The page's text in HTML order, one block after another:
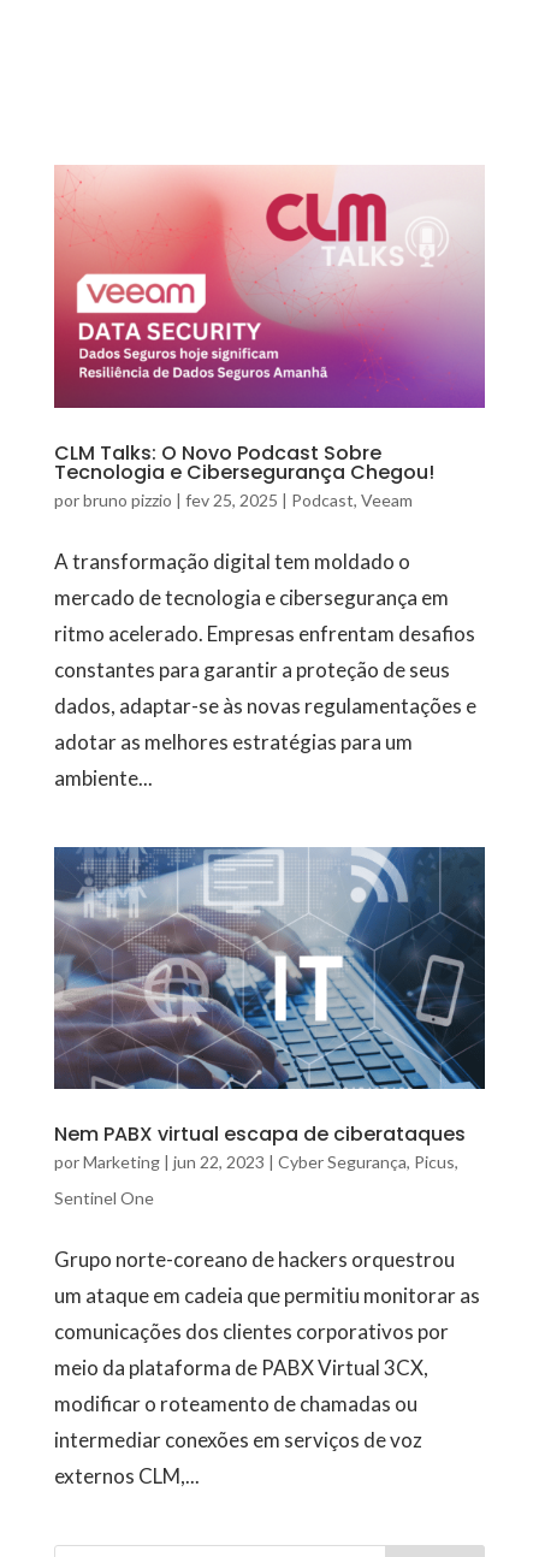
CLM Talks: O Novo Podcast Sobre
Tecnologia e Cibersegurança Chegou!
porbruno pizzio | fev 25, 2025 | Podcast, Veeam
A transformação digital tem moldado o
mercado de tecnologia e cibersegurança em
ritmo acelerado. Empresas enfrentam desafios
constantes para garantir a proteção de seus
dados, adaptar-se às novas regulamentações e
adotar as melhores estratégias para um
ambiente...
Nem PABX virtual escapa de ciberataques
porMarketing| jun 22, 2023 | Cyber Segurança, Picus,
Sentinel One
Grupo norte-coreano de hackers orquestrou
um ataque em cadeia que permitiu monitorar as
comunicações dos clientes corporativos por
meio da plataforma de PABX Virtual 3CX,
modificar o roteamento de chamadas ou
intermediar conexões em serviços de voz
externos CLM,...